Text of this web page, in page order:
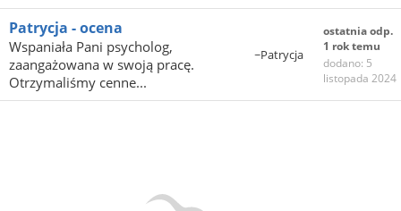
Patrycja - ocena
Wspaniała Pani psycholog,
zaangażowana w swoją pracę.
Otrzymaliśmy cenne...
~Patrycja
ostatnia odp.
1 rok temu
dodano: 5
listopada 2024